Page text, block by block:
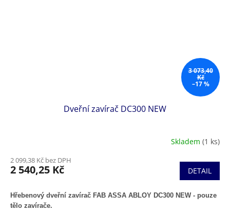
3 073,40
Kč
–17 %
Dveřní zavírač DC300 NEW
Skladem (1 ks)
2 099,38 Kč bez DPH
2 540,25 Kč DETAIL
Hřebenový dveřní zavírač FAB ASSA ABLOY DC300 NEW - pouze
tělo zavírače.